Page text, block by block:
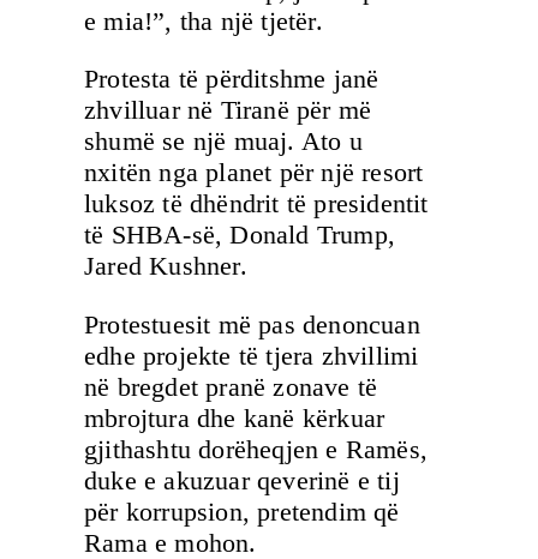
e mia!”, tha një tjetër.
Protesta të përditshme janë
zhvilluar në Tiranë për më
shumë se një muaj. Ato u
nxitën nga planet për një resort
luksoz të dhëndrit të presidentit
të SHBA-së, Donald Trump,
Jared Kushner.
Protestuesit më pas denoncuan
edhe projekte të tjera zhvillimi
në bregdet pranë zonave të
mbrojtura dhe kanë kërkuar
gjithashtu dorëheqjen e Ramës,
duke e akuzuar qeverinë e tij
për korrupsion, pretendim që
Rama e mohon.